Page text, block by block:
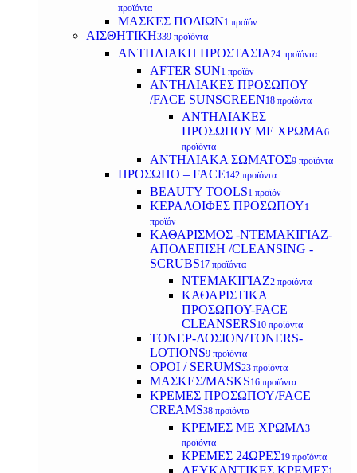
προϊόντα
ΜΑΣΚΕΣ ΠΟΔΙΩΝ1 προϊόν
ΑΙΣΘΗΤΙΚΗ339 προϊόντα
ΑΝΤΗΛΙΑΚΗ ΠΡΟΣΤΑΣΙΑ24 προϊόντα
AFTER SUN1 προϊόν
ΑΝΤΗΛΙΑΚΕΣ ΠΡΟΣΩΠΟΥ
/FACE SUNSCREEN18 προϊόντα
ΑΝΤΗΛΙΑΚΕΣ
ΠΡΟΣΩΠΟΥ ΜΕ ΧΡΩΜΑ6
προϊόντα
ΑΝΤΗΛΙΑΚΑ ΣΩΜΑΤΟΣ9 προϊόντα
ΠΡΟΣΩΠΟ – FACE142 προϊόντα
BEAUTY TOOLS1 προϊόν
ΚΕΡΑΛΟΙΦΕΣ ΠΡΟΣΩΠΟΥ1
προϊόν
ΚΑΘΑΡΙΣΜΟΣ -ΝΤΕΜΑΚΙΓΙΑΖ-
ΑΠΟΛΕΠΙΣΗ /CLEANSING -
SCRUBS17 προϊόντα
ΝΤΕΜΑΚΙΓΙΑΖ2 προϊόντα
ΚΑΘΑΡΙΣΤΙΚΑ
ΠΡΟΣΩΠΟΥ-FACE
CLEANSERS10 προϊόντα
ΤΟΝΕΡ-ΛΟΣΙΟΝ/TONERS-
LOTIONS9 προϊόντα
ΟΡΟΙ / SERUMS23 προϊόντα
ΜΑΣΚΕΣ/MASKS16 προϊόντα
ΚΡΕΜΕΣ ΠΡΟΣΩΠΟΥ/FACE
CREAMS38 προϊόντα
ΚΡΕΜΕΣ ΜΕ ΧΡΩΜΑ3
προϊόντα
ΚΡΕΜΕΣ 24ΩΡΕΣ19 προϊόντα
ΛΕΥΚΑΝΤΙΚΕΣ ΚΡΕΜΕΣ